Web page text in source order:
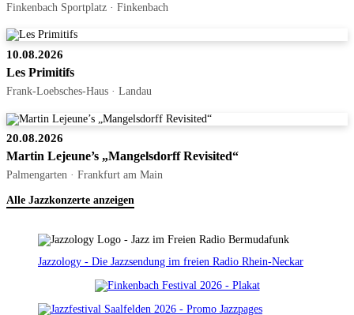
Finkenbach Sportplatz · Finkenbach
10.08.2026
Les Primitifs
Frank-Loebsches-Haus · Landau
20.08.2026
Martin Lejeune’s „Mangelsdorff Revisited“
Palmengarten · Frankfurt am Main
Alle Jazzkonzerte anzeigen
Jazzology - Die Jazzsendung im freien Radio Rhein-Neckar